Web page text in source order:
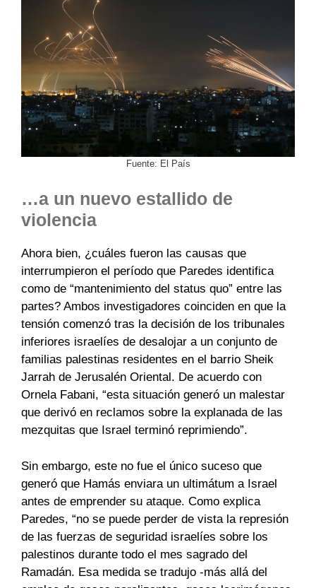
Fuente: El País
…a un nuevo estallido de
violencia
Ahora bien, ¿cuáles fueron las causas que
interrumpieron el período que Paredes identifica
como de “mantenimiento del status quo” entre las
partes? Ambos investigadores coinciden en que la
tensión comenzó tras la decisión de los tribunales
inferiores israelíes de desalojar a un conjunto de
familias palestinas residentes en el barrio Sheik
Jarrah de Jerusalén Oriental. De acuerdo con
Ornela Fabani, “esta situación generó un malestar
que derivó en reclamos sobre la explanada de las
mezquitas que Israel terminó reprimiendo”.
Sin embargo, este no fue el único suceso que
generó que Hamás enviara un ultimátum a Israel
antes de emprender su ataque. Como explica
Paredes, “no se puede perder de vista la represión
de las fuerzas de seguridad israelíes sobre los
palestinos durante todo el mes sagrado del
Ramadán. Esa medida se tradujo -más allá del